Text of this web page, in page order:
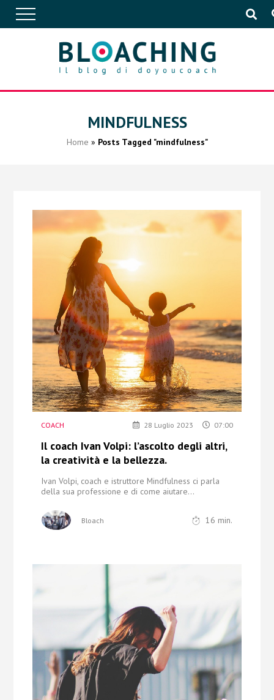
CONVERSAZIONI
EVENTI
PUBBLICAZIONI
Chi Siamo Contatti
MINDFULNESS
Home » Posts Tagged "mindfulness"
COACH 28 Luglio 2023 07:00
Il coach Ivan Volpi: l’ascolto degli altri,
la creatività e la bellezza.
Ivan Volpi, coach e istruttore Mindfulness ci parla
della sua professione e di come aiutare...
Bloach 16 min.